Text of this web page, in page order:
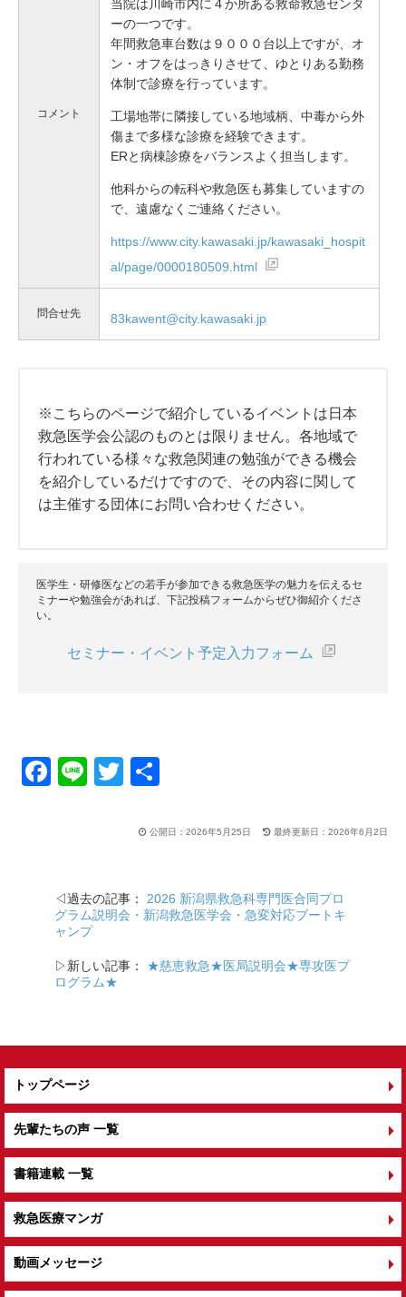
コメント
当院は川崎市内に４か所ある救命救急センタ
ーの一つです。
年間救急車台数は９０００台以上ですが、オ
ン・オフをはっきりさせて、ゆとりある勤務
体制で診療を行っています。
工場地帯に隣接している地域柄、中毒から外
傷まで多様な診療を経験できます。
ERと病棟診療をバランスよく担当します。
他科からの転科や救急医も募集していますの
で、遠慮なくご連絡ください。
https://www.city.kawasaki.jp/kawasaki_hospit
al/page/0000180509.html
問合せ先 83kawent@city.kawasaki.jp
※こちらのページで紹介しているイベントは日本
救急医学会公認のものとは限りません。各地域で
行われている様々な救急関連の勉強ができる機会
を紹介しているだけですので、その内容に関して
は主催する団体にお問い合わせください。
医学生・研修医などの若手が参加できる救急医学の魅力を伝えるセ
ミナーや勉強会があれば、下記投稿フォームからぜひ御紹介くださ
い。
セミナー・イベント予定入力フォーム
F
b
o
o
k
Li
T
tt
公開日：2026年5月25日 最終更新日：2026年6月2日
◁過去の記事： 2026 新潟県救急科専門医合同プロ
グラム説明会・新潟救急医学会・急変対応ブートキ
ャンプ
▷新しい記事： ★慈恵救急★医局説明会★専攻医プ
ログラム★
トップページ
先輩たちの声 一覧
書籍連載 一覧
救急医療マンガ
動画メッセージ